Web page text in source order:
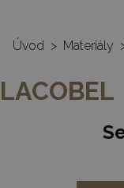
Úvod > Materiály
LACOBEL